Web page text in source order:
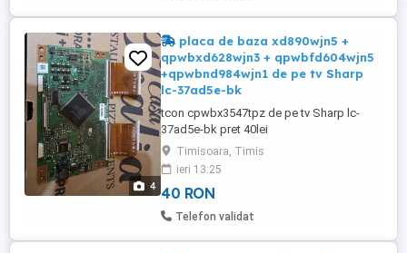
4
placa de baza xd890wjn5 +
qpwbxd628wjn3 + qpwbfd604wjn5
+qpwbnd984wjn1 de pe tv Sharp
lc-37ad5e-bk
tcon cpwbx3547tpz de pe tv Sharp lc-
37ad5e-bk pret 40lei
Timisoara, Timis
ieri 13:25
40 RON
Telefon validat